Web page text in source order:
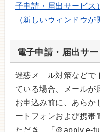
子申請・届出サービス）
（新しいウィンドウが
電子申請・届出サ
迷惑メール対策などで
ている場合、メールが
お申込み前に、あらか
ートフォンおよび携帯
ただき、「＠apply.e-